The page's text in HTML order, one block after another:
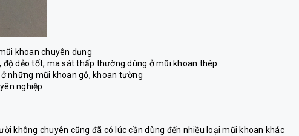
khoan chuyên dụng
dẻo tốt, ma sát thấp thường dùng ở mũi khoan thép
những mũi khoan gỗ, khoan tường
nghiệp
không chuyên cũng đã có lúc cần dùng đến nhiều loại mũi khoan khác